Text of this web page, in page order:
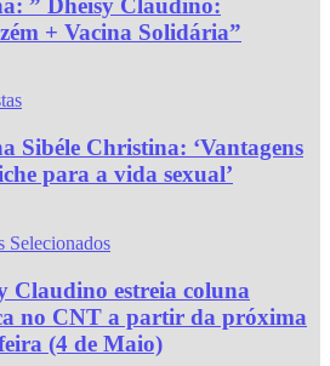
” Dheisy Claudino:
+ Vacina Solidária”
Sibéle Christina: ‘Vantagens
para a vida sexual’
Selecionados
Claudino estreia coluna
no CNT a partir da próxima
(4 de Maio)